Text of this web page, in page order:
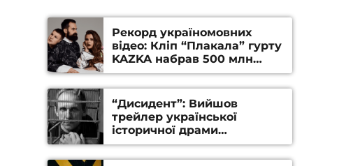
Рекорд україномовних
відео: Кліп “Плакала” гурту
KAZKA набрав 500 млн
переглядів на YouTube
“Дисидент”: Вийшов
трейлер української
історичної драми
Станіслава Гуренка та
Андрія Алфьорова (ВІДЕО)